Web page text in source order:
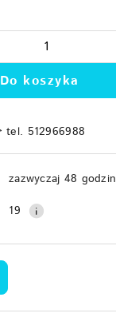
Do koszyka
512966988
Wyślij
zazwyczaj 48 godzin
19